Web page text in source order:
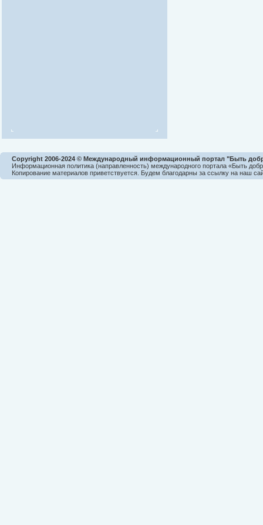
Copyright 2006-2024 © Международный информационный портал "Быть
Информационная политика (направленность) международного портала «Быть
Копирование материалов приветствуется. Будем благодарны за ссылку на наш